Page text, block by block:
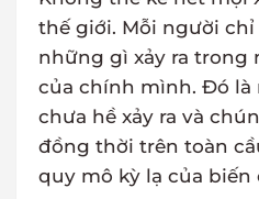
thế giới. Mỗi người
những gì xảy ra trong
của chính mình. Đó là
chưa hề xảy ra và
đồng thời trên toàn
quy mô kỳ lạ của